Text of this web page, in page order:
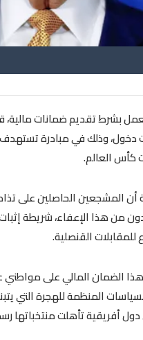
وذلك في مبادرة تستهدف
كأس العالم.
أن المشجعين الحاصلين على
من هذا الإعفاء، شريطة
القنصلية.
الضمان المالي على
المنظمة للهجرة التي
تأهلت منتخباتها